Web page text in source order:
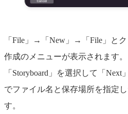
「File」→「New」→「File」と
作成のメニューが表示されます。
「Storyboard」を選択して「
でファイル名と保存場所を指定し
す。